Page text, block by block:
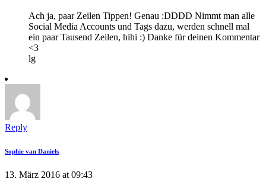
Ach ja, paar Zeilen Tippen! Genau :DDDD Nimmt man alle
Social Media Accounts und Tags dazu, werden schnell mal
ein paar Tausend Zeilen, hihi :) Danke für deinen Kommentar
<3
lg
Reply
Sophie van Daniels
13. März 2016 at 09:43